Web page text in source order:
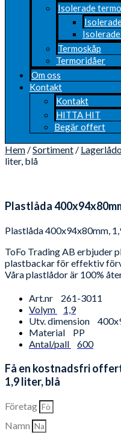
Isolerade
Termoskåp
Termoridåer
Om oss
Kontakt
Kontakt
HITTA HIT
Begär offert
Hem /Sortiment /
liter, blå
Plastlåda
Plastlåda 400x94x80mm,
ToFo Trading AB erbjuder
plastbackar för effektiv
Våra plastlådor är 100%
Art.nr
261-3011
Volym
1,9
Utv. dimension
Material
PP
Antal/pall
600
Få en kostnadsfri
1,9 liter, blå
Företag
Namn